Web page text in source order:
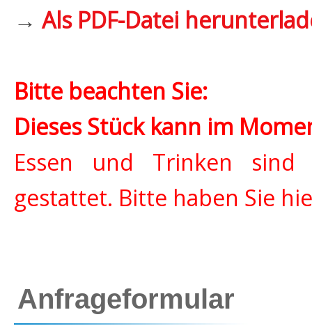
→Als PDF-Datei
Bitte beachten Sie:
Dieses Stück kann im
Essen und Trinken
gestattet. Bitte haben Sie
Anfrageformular